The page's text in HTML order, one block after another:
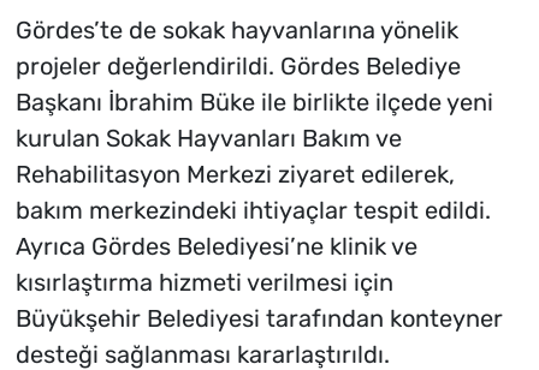
Gördes’te de sokak hayvanlarına yönelik
projeler değerlendirildi. Gördes Belediye
Başkanı İbrahim Büke ile birlikte ilçede yeni
kurulan Sokak Hayvanları Bakım ve
Rehabilitasyon Merkezi ziyaret edilerek,
bakım merkezindeki ihtiyaçlar tespit edildi.
Ayrıca Gördes Belediyesi’ne klinik ve
kısırlaştırma hizmeti verilmesi için
Büyükşehir Belediyesi tarafından konteyner
desteği sağlanması kararlaştırıldı.